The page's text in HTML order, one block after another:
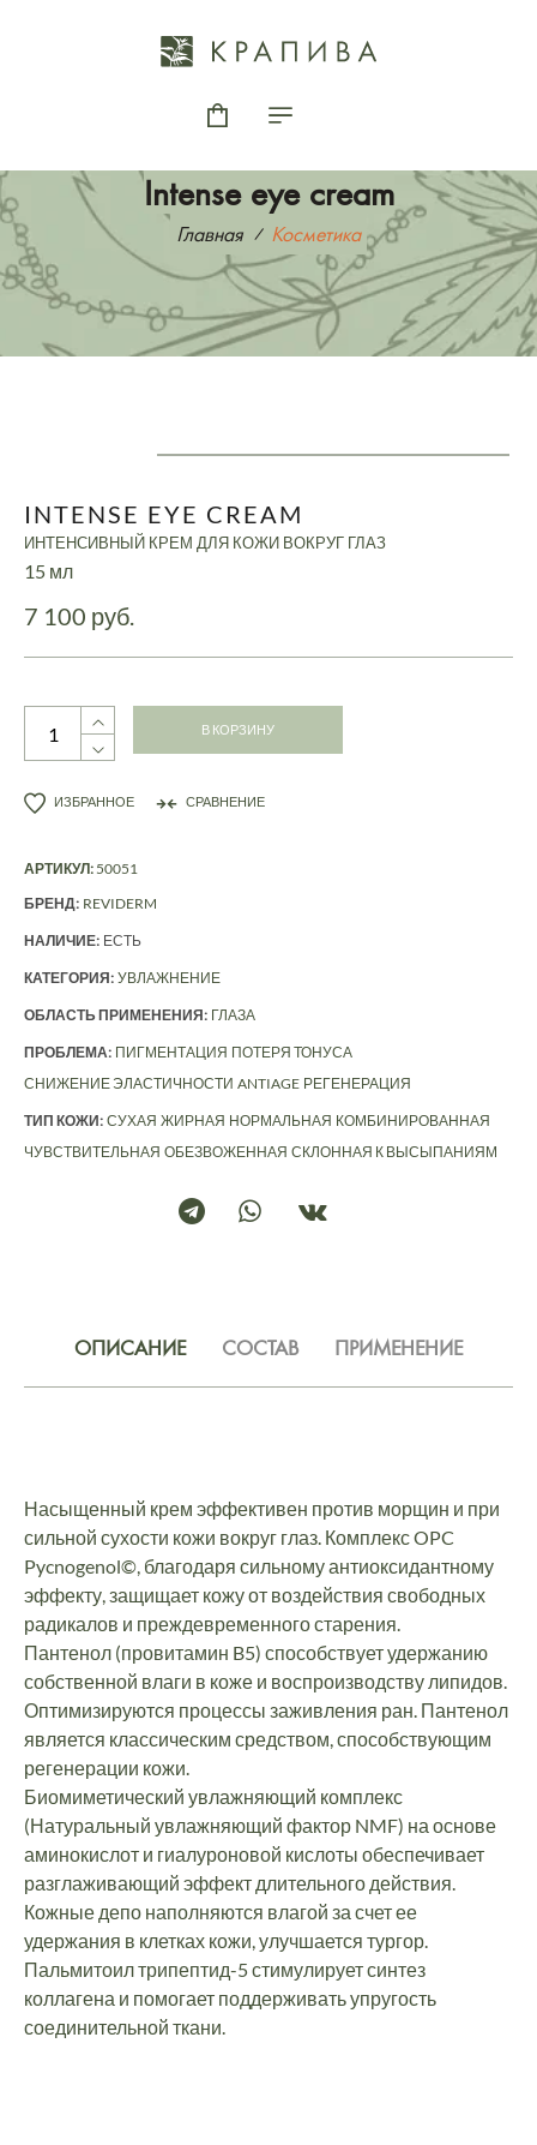
Intense eye cream
Главная Косметика
INTENSE EYE CREAM
ИНТЕНСИВНЫЙ КРЕМ ДЛЯ КОЖИ ВОКРУГ ГЛАЗ
15 мл
7 100 руб.
В КОРЗИНУ
ИЗБРАННОЕ СРАВНЕНИЕ
АРТИКУЛ: 50051
БРЕНД: REVIDERM
НАЛИЧИЕ: ЕСТЬ
КАТЕГОРИЯ: УВЛАЖНЕНИЕ
ОБЛАСТЬ ПРИМЕНЕНИЯ: ГЛАЗА
ПРОБЛЕМА: ПИГМЕНТАЦИЯ ПОТЕРЯ ТОНУСА
СНИЖЕНИЕ ЭЛАСТИЧНОСТИ ANTIAGE РЕГЕНЕРАЦИЯ
ТИП КОЖИ: СУХАЯ ЖИРНАЯ НОРМАЛЬНАЯ КОМБИНИРОВАННАЯ
ЧУВСТВИТЕЛЬНАЯ ОБЕЗВОЖЕННАЯ СКЛОННАЯ К ВЫСЫПАНИЯМ
ОПИСАНИЕ СОСТАВ ПРИМЕНЕНИЕ
Насыщенный крем эффективен против морщин и при
сильной сухости кожи вокруг глаз. Комплекс OPC
Pycnogenol©, благодаря сильному антиоксидантному
эффекту, защищает кожу от воздействия свободных
радикалов и преждевременного старения.
Пантенол (провитамин B5) способствует удержанию
собственной влаги в коже и воспроизводству липидов.
Оптимизируются процессы заживления ран. Пантенол
является классическим средством, способствующим
регенерации кожи.
Биомиметический увлажняющий комплекс
(Натуральный увлажняющий фактор NMF) на основе
аминокислот и гиалуроновой кислоты обеспечивает
разглаживающий эффект длительного действия.
Кожные депо наполняются влагой за счет ее
удержания в клетках кожи, улучшается тургор.
Пальмитоил трипептид-5 стимулирует синтез
коллагена и помогает поддерживать упругость
соединительной ткани.